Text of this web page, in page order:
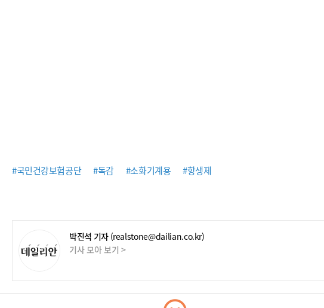
#국민건강보험공단 #독감 #소화기계용 #항생제
박진석 기자 (realstone@dailian.co.kr)
기사 모아 보기 >